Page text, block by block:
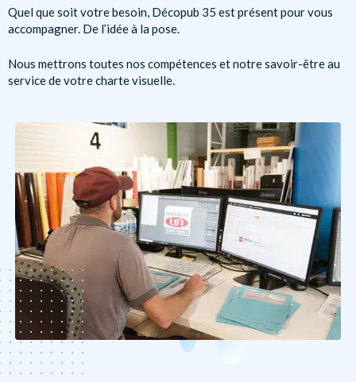
Quel que soit votre besoin, Décopub 35 est présent pour vous
accompagner. De l’idée à la pose.
Nous mettrons toutes nos compétences et notre savoir-être au
service de votre charte visuelle.